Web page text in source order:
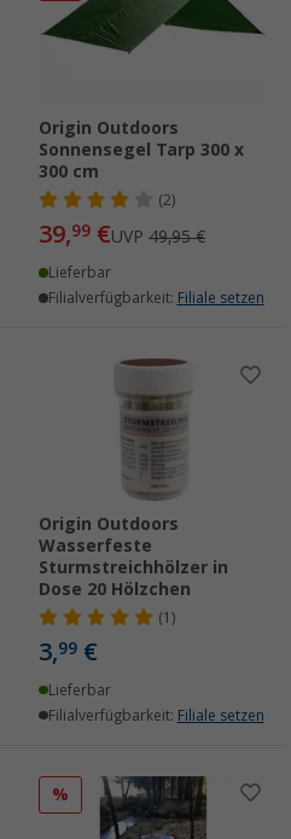
Origin Outdoors
Sonnensegel Tarp 300 x
300 cm
(2)
39,99 €UVP 49,95 €
Lieferbar
Filialverfügbarkeit: Filiale setzen
Origin Outdoors
Wasserfeste
Sturmstreichhölzer in
Dose 20 Hölzchen
(1)
3,99 €
Lieferbar
Filialverfügbarkeit: Filiale setzen
%